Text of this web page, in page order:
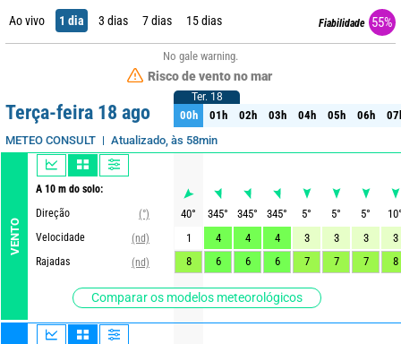
Ao vivo 1 dia 3 dias 7 dias 15 dias Fiabilidade 55%
No gale warning.
Risco de vento no mar
Terça-feira 18 ago
METEO CONSULT Atualizado, às 58min
VENTO
A 10 m do solo:
Direção
(°)
Velocidade
(nd)
Rajadas
(nd)
Comparar os modelos meteorológicos
Ter. 18
00h 01h 02h 03h 04h 05h 06h
Ter. 18
00h 01h 02h 03h 04h 05h 06h
40° 345° 345° 345° 5° 5° 5° 10
1
4 4 4 3 3 3
3
8
6 6 6 7 7 7 8